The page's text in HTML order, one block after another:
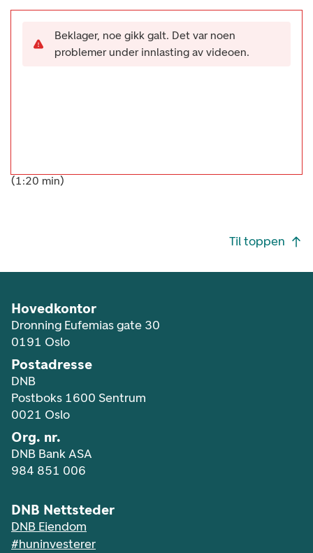
Beklager, noe gikk galt. Det var noen
problemer under innlasting av videoen.
(1:20 min)
Til toppen
Hovedkontor
Dronning Eufemias gate 30
0191 Oslo
Postadresse
DNB
Postboks 1600 Sentrum
0021 Oslo
Org. nr.
DNB Bank ASA
984 851 006
DNB Nettsteder
DNB Eiendom
#huninvesterer